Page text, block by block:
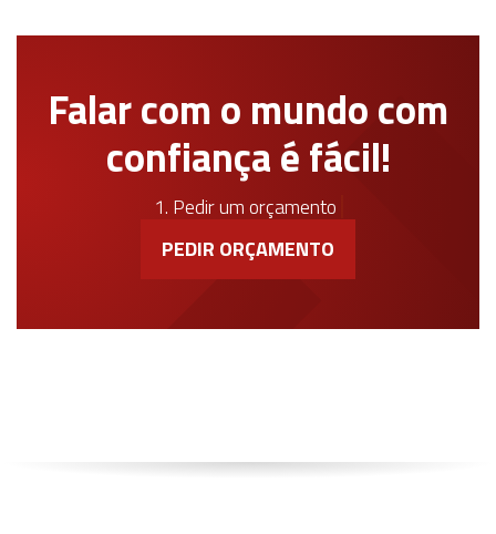
Falar com o mundo com
confiança é fácil!
1. Pedir um orçamento
PEDIR ORÇAMENTO